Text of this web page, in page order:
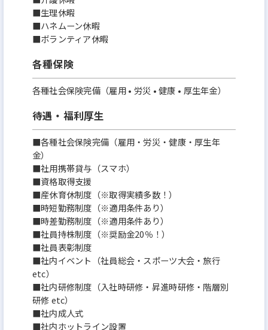
■生理休暇
■ハネムーン休暇
■ボランティア休暇
各種保険
各種社会保険完備（雇用 • 労災 • 健康 • 厚生年金）
待遇・福利厚生
■各種社会保険完備（雇用・労災・健康・厚生年
金）
■社用携帯貸与（スマホ）
■資格取得支援
■産休育休制度（※取得実績多数！）
■時短勤務制度（※適用条件あり）
■時差勤務制度（※適用条件あり）
■社員持株制度（※奨励金20％！）
■社員表彰制度
■社内イベント（社員総会・スポーツ大会・旅行
etc）
■社内研修制度（入社時研修・昇進時研修・階層別
研修 etc）
■社内成人式
■社内ホットライン設置